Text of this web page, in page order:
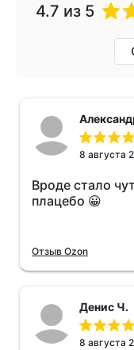
4.7 из 5
8 августа
Вроде стало
плацебо 😀
Отзыв Ozon
Денис Ч.
8 августа